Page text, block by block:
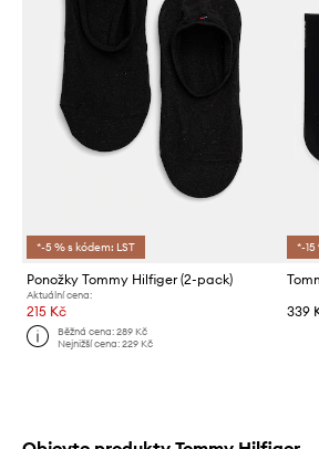
*-5 % s kódem: LST
Ponožky Tommy Hilfiger (2-pack)
Aktuální cena:
215 Kč
Běžná cena:289 Kč
Nejnižší cena:229 Kč
*-
339